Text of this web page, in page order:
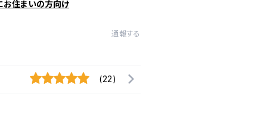
お住まいの方向け
通報する
(22)